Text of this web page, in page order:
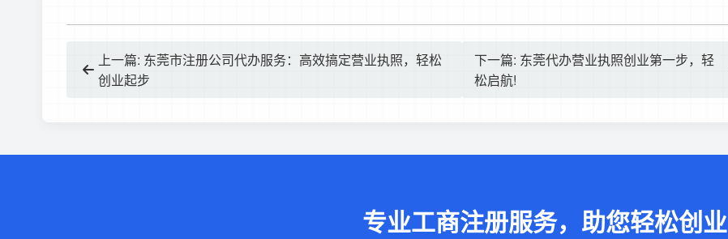
上一篇: 东莞市注册公司代办服务：高效搞定营业执照，轻松
创业起步
下一篇: 东莞代办营业执照创业第一步，轻
松启航!
专业工商注册服务，助您轻松创业